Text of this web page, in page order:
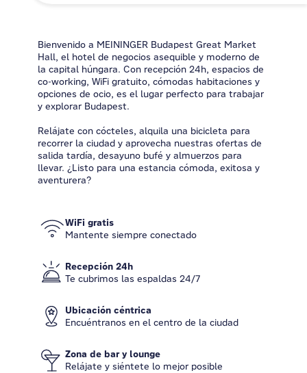
Bienvenido a MEININGER Budapest Great Market
Hall, el hotel de negocios asequible y moderno de
la capital húngara. Con recepción 24h, espacios de
co-working, WiFi gratuito, cómodas habitaciones y
opciones de ocio, es el lugar perfecto para trabajar
y explorar Budapest.
Relájate con cócteles, alquila una bicicleta para
recorrer la ciudad y aprovecha nuestras ofertas de
salida tardía, desayuno bufé y almuerzos para
llevar. ¿Listo para una estancia cómoda, exitosa y
aventurera?
WiFi gratis
Mantente siempre conectado
Recepción 24h
Te cubrimos las espaldas 24/7
Ubicación céntrica
Encuéntranos en el centro de la ciudad
Zona de bar y lounge
Relájate y siéntete lo mejor posible